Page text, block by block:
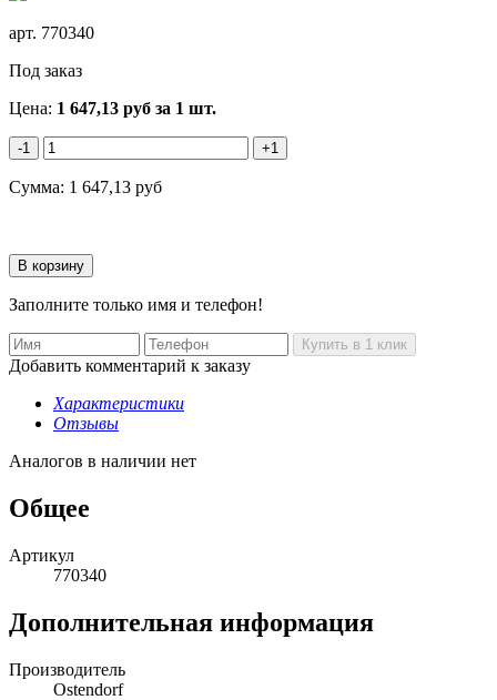
арт. 770340
Под заказ
Цена: 1 647,13 руб за 1 шт.
-1 +1
Сумма: 1 647,13 руб
Заполните только имя и телефон!
Добавить комментарий к заказу
Характеристики
Отзывы
Аналогов в наличии нет
Общее
Артикул
770340
Дополнительная информация
Производитель
Ostendorf